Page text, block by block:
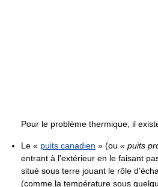
Pour le problème thermique, il
Le « puits canadien » (ou « puits
entrant à l'extérieur en le faisant
situé sous terre jouant le rôle
(comme la température sous